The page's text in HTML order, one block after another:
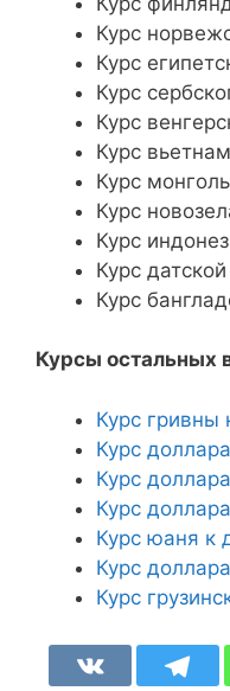
Курс
Курс
Курс
Курс
Курс
Курс
Курс
Курс
Курс
Курс
Курсы остальных
Курс гривны
Курс
Курс
Курс
Курс юаня к
Курс
Курс